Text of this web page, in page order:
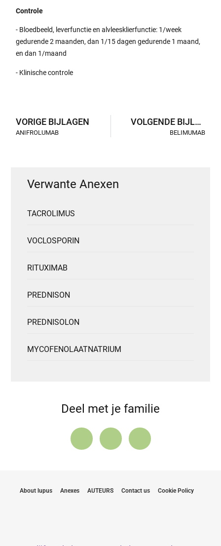
Controle
- Bloedbeeld, leverfunctie en alvleesklierfunctie: 1/week
gedurende 2 maanden, dan 1/15 dagen gedurende 1 maand,
en dan 1/maand
- Klinische controle
VORIGE BIJLAGEN
ANIFROLUMAB
VOLGENDE BIJLAGEN
BELIMUMAB
Verwante Anexen
TACROLIMUS
VOCLOSPORIN
RITUXIMAB
PREDNISON
PREDNISOLON
MYCOFENOLAATNATRIUM
Deel met je familie
About lupus Anexes AUTEURS Contact us Cookie Policy